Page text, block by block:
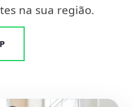
na sua região.